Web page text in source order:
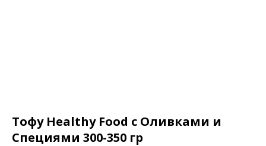
Тофу Healthy Food с Оливками и
Специями 300-350 гр